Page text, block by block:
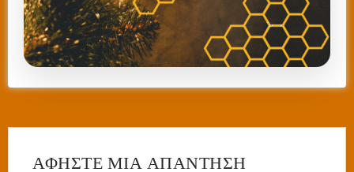
ΑΦΉΣΤΕ ΜΙΑ ΑΠΆΝΤΗΣΗ